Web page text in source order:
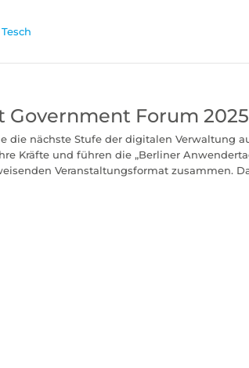
Government Forum 2025
die nächste Stufe der digitalen Verwaltung
Kräfte und führen die „Berliner
Veranstaltungsformat zusammen.